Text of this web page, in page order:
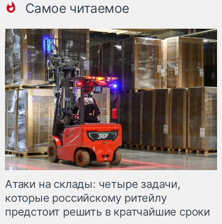
Самое читаемое
Атаки на склады: четыре задачи,
которые российскому ритейлу
предстоит решить в кратчайшие сроки